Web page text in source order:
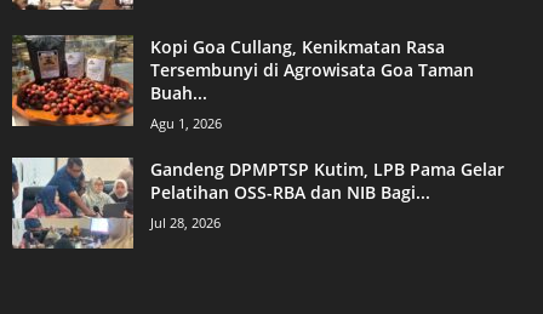
Kopi Goa Cullang, Kenikmatan Rasa
Tersembunyi di Agrowisata Goa Taman
Buah...
Agu 1, 2026
Gandeng DPMPTSP Kutim, LPB Pama Gelar
Pelatihan OSS-RBA dan NIB Bagi...
Jul 28, 2026